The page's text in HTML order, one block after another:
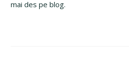
mai des pe blog.